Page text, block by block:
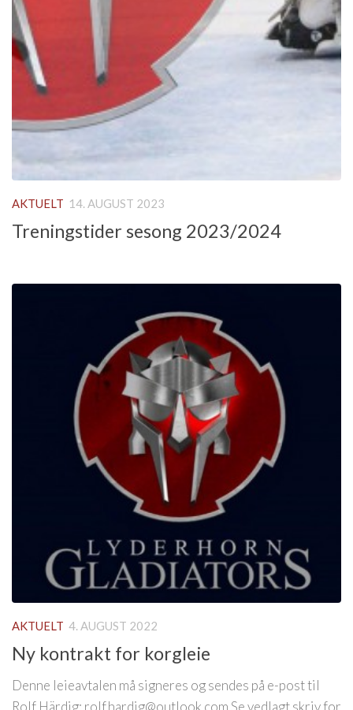
AKTUELT 14. AUGUST 2023
Treningstider sesong 2023/2024
AKTUELT 4. AUGUST 2022
Ny kontrakt for korgleie
Denne leieavtalen må signeres og sendes på e-post til
Rolf Härdig; rolf.hardig@outlook.com Se vedlagt skriv for